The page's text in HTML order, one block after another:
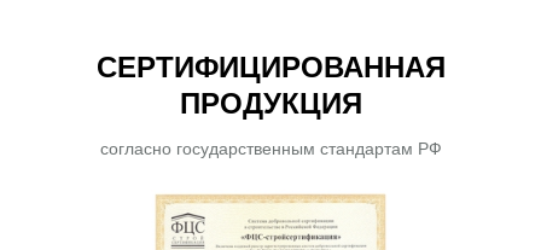
СЕРТИФИЦИРОВАННАЯ
ПРОДУКЦИЯ
согласно государственным стандартам РФ